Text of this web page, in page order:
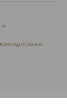
и